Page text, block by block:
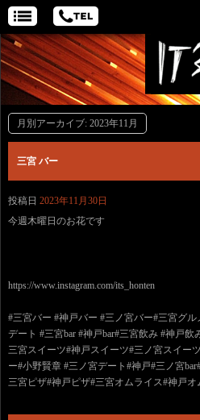
月別アーカイブ: 2023年11月
三宮 バー
投稿日 2023年11月30日
今週木曜日のお花です
https://www.instagram.com/its_honten
#三宮バー #神戸バー #三ノ宮バー#三宮グ
デート #三宮bar #神戸bar#三宮飲み #神戸飲
三宮スイーツ#神戸スイーツ#三ノ宮スイー
ー#小野賢章 #三ノ宮デート#神戸#三ノ宮
三宮ピザ#神戸ピザ#三宮オムライス#神戸オ